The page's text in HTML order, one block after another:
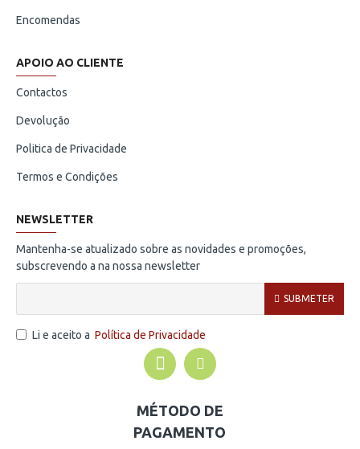
Encomendas
APOIO AO CLIENTE
Contactos
Devolução
Politica de Privacidade
Termos e Condições
NEWSLETTER
Mantenha-se atualizado sobre as novidades e promoções,
subscrevendo a na nossa newsletter
SUBMETER
Li e aceito a Política de Privacidade
MÉTODO DE
PAGAMENTO